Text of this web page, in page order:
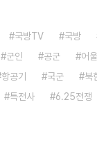
국방TV 국방
군인 공군 어
항공기 국군 북
특전사 6.25전쟁